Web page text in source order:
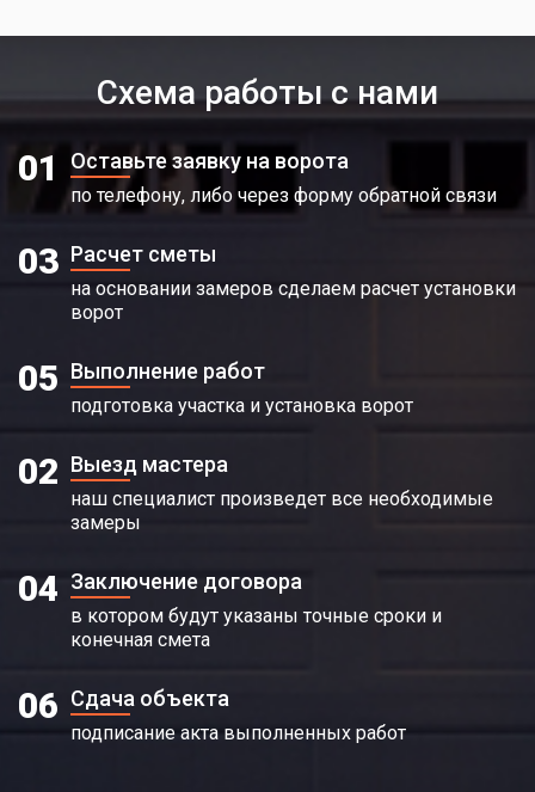
Схема работы с нами
01 Оставьте заявку на ворота
по телефону, либо через форму обратной связи
03 Расчет сметы
на основании замеров сделаем расчет установки
ворот
05 Выполнение работ
подготовка участка и установка ворот
02 Выезд мастера
наш специалист произведет все необходимые
замеры
04 Заключение договора
в котором будут указаны точные сроки и
конечная смета
06 Сдача объекта
подписание акта выполненных работ